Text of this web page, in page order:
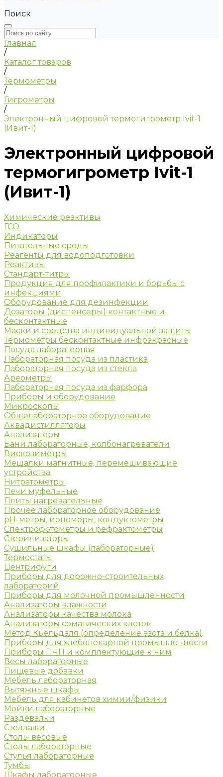
Поиск
Главная
/
Каталог товаров
/
Термометры
/
Гигрометры
/
Электронный цифровой термогигрометр Ivit-1
(Ивит-1)
Электронный цифровой
термогигрометр Ivit-1
(Ивит-1)
Химические реактивы
ГСО
Индикаторы
Питательные среды
Реагенты для водоподготовки
Реактивы
Стандарт-титры
Продукция для профилактики и борьбы с
инфекциями
Оборудование для дезинфекции
Дозаторы (диспенсеры) контактные и
бесконтактные
Маски и средства индивидуальной защиты
Термометры бесконтактные инфракрасные
Посуда лабораторная
Лабораторная посуда из пластика
Лабораторная посуда из стекла
Ареометры
Лабораторная посуда из фарфора
Приборы и оборудование
Микроскопы
Общелабораторное оборудование
Аквадистилляторы
Анализаторы
Бани лабораторные, колбонагреватели
Вискозиметры
Мешалки магнитные, перемешивающие
устройства
Нитратометры
Печи муфельные
Плиты нагревательные
Прочее лабораторное оборудование
рН-метры, иономеры, кондуктометры
Спектрофотометры и рефрактометры
Стерилизаторы
Сушильные шкафы (лабораторные)
Термостаты
Центрифуги
Приборы для дорожно-строительных
лабораторий
Приборы для молочной промышленности
Анализаторы влажности
Анализаторы качества молока
Анализаторы соматических клеток
Метод Кьельдаля (определение азота и белка)
Приборы для хлебопекарной промышленности
Приборы ПЧП и комплектующие к ним
Весы лабораторные
Пищевые добавки
Мебель лабораторная
Вытяжные шкафы
Мебель для кабинетов химии/физики
Мойки лабораторные
Раздевалки
Стеллажи
Столы весовые
Столы лабораторные
Стулья лабораторные
Тумбы
Шкафы лабораторные